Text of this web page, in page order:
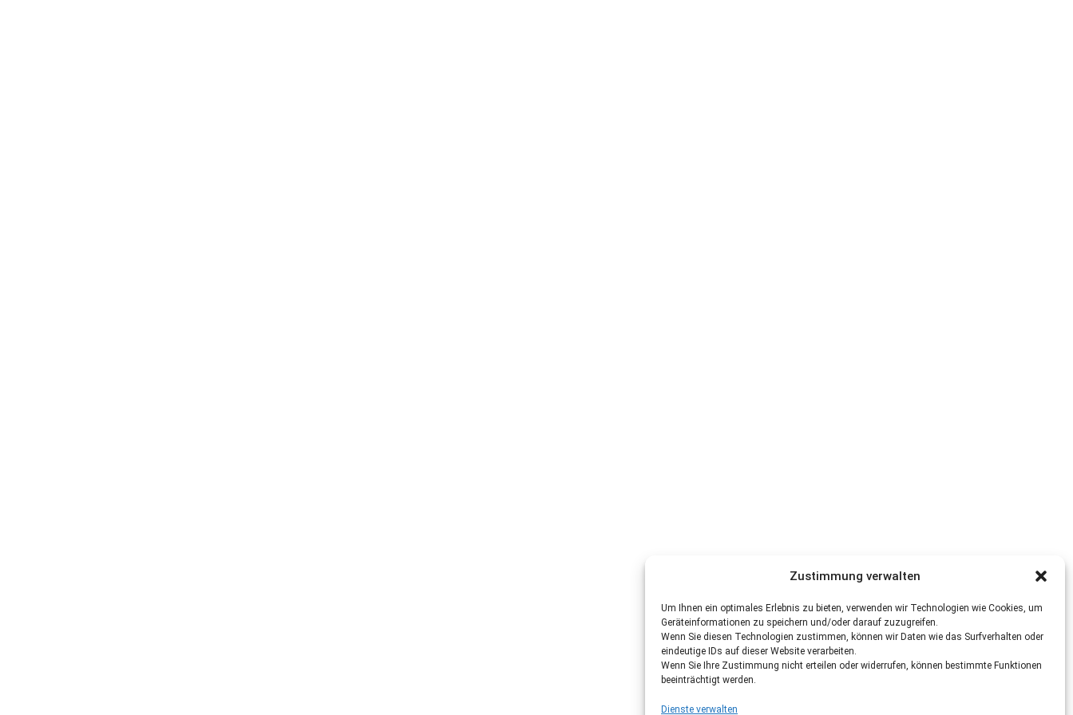
Zustimmung verwalten
Um Ihnen ein optimales Erlebnis zu bieten, verwenden wir Technologien wie Cookies, um
Geräteinformationen zu speichern und/oder darauf zuzugreifen.
Wenn Sie diesen Technologien zustimmen, können wir Daten wie das Surfverhalten oder
eindeutige IDs auf dieser Website verarbeiten.
Wenn Sie Ihre Zustimmung nicht erteilen oder widerrufen, können bestimmte Funktionen
beeinträchtigt werden.
Dienste verwalten